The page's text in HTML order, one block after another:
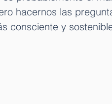
hacernos las
consciente y